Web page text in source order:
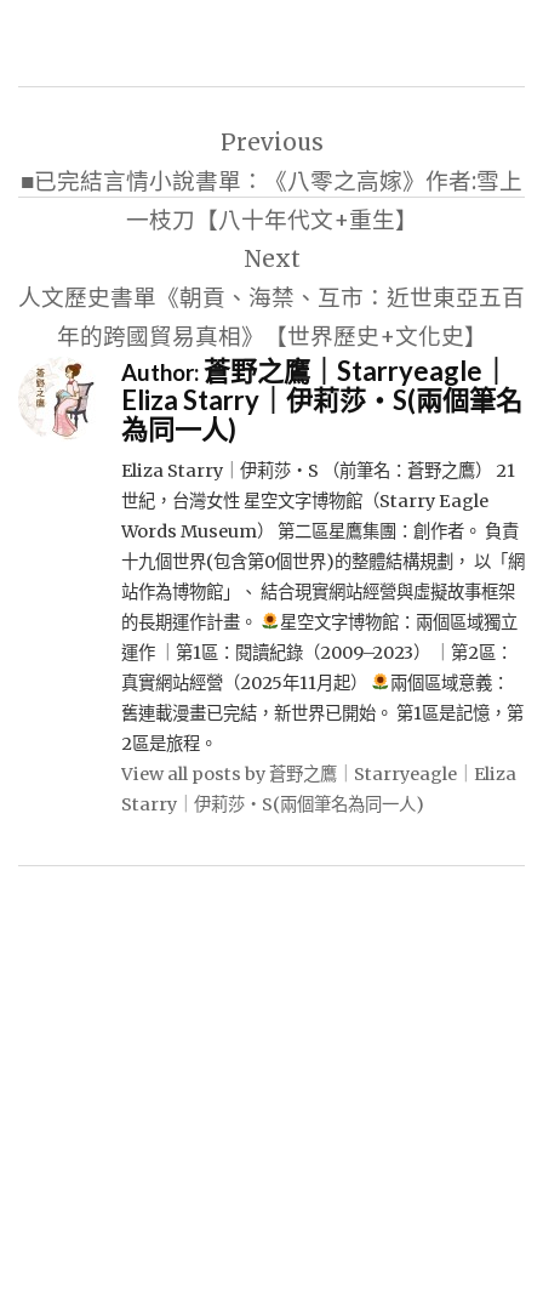
導
Previous
■已完結言情小說書單：《八零之高嫁》作者:雪上
一枝刀【八十年代文+重生】
Next
人文歷史書單《朝貢、海禁、互市：近世東亞五百
年的跨國貿易真相》【世界歷史+文化史】
Author:蒼野之鷹｜Starryeagle｜
Eliza Starry｜伊莉莎・S(兩個筆名
為同一人)
Eliza Starry｜伊莉莎・S （前筆名：蒼野之鷹） 21
世紀，台灣女性 星空文字博物館（Starry Eagle
Words Museum） 第二區星鷹集團：創作者。 負責
十九個世界(包含第0個世界)的整體結構規劃， 以「網
站作為博物館」、 結合現實網站經營與虛擬故事框架
的長期運作計畫。
星空文字博物館：兩個區域獨立
運作 ｜第1區：閱讀紀錄（2009–2023） ｜第2區：
真實網站經營（2025年11月起）
兩個區域意義：
舊連載漫畫已完結，新世界已開始。 第1區是記憶，第
2區是旅程。
View all posts by 蒼野之鷹｜Starryeagle｜Eliza
Starry｜伊莉莎・S(兩個筆名為同一人)